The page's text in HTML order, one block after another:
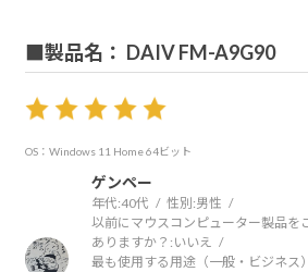
■製品名： DAIV FM-A9G90
OS：Windows 11 Home 64ビット
ゲンペー
年代:40代 性別:男性
以前にマウスコンピューター製品を
ありますか？: いいえ
最も使用する用途（一般・ビジネス